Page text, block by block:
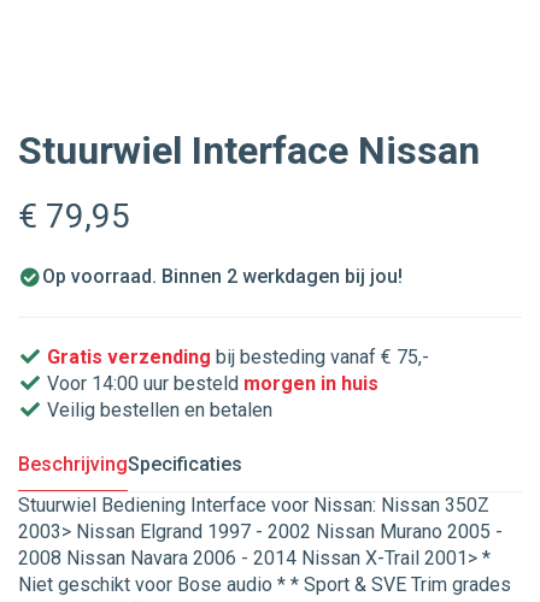
Stuurwiel Interface Nissan
€ 79,95
Op voorraad. Binnen 2 werkdagen bij jou!
Gratis verzending bij besteding vanaf € 75,-
Voor 14:00 uur besteld morgen in huis
Veilig bestellen en betalen
BeschrijvingSpecificaties
Stuurwiel Bediening Interface voor Nissan: Nissan 350Z
2003> Nissan Elgrand 1997 - 2002 Nissan Murano 2005 -
2008 Nissan Navara 2006 - 2014 Nissan X-Trail 2001> *
Niet geschikt voor Bose audio * * Sport & SVE Trim grades